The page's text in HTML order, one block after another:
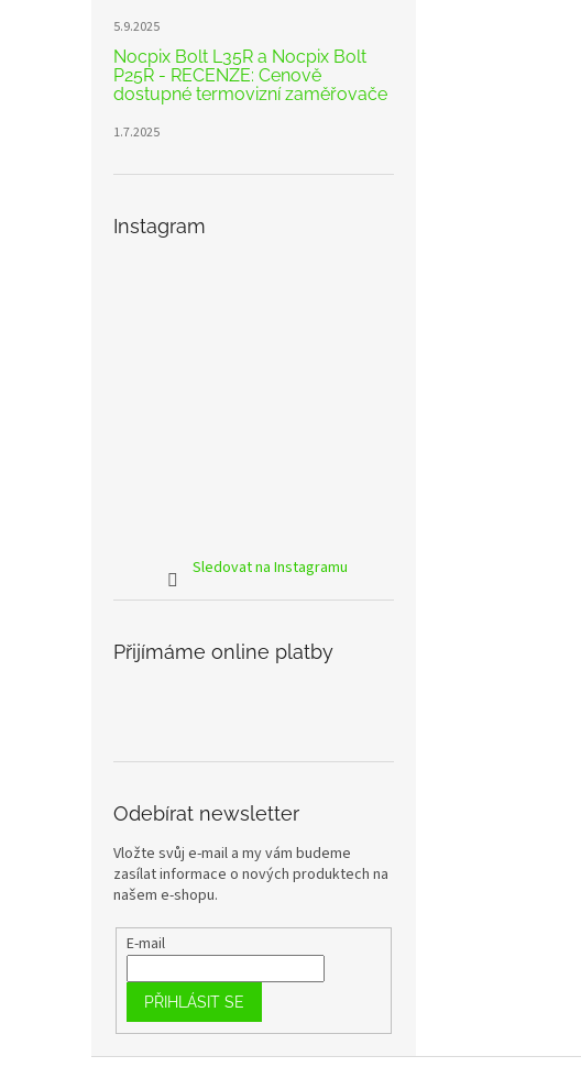
5.9.2025
Nocpix Bolt L35R a Nocpix Bolt
P25R - RECENZE: Cenově
dostupné termovizní zaměřovače
1.7.2025
Instagram
Sledovat na Instagramu
Přijímáme online platby
Odebírat newsletter
Vložte svůj e-mail a my vám budeme
zasílat informace o nových produktech na
našem e-shopu.
E-mail
PŘIHLÁSIT SE